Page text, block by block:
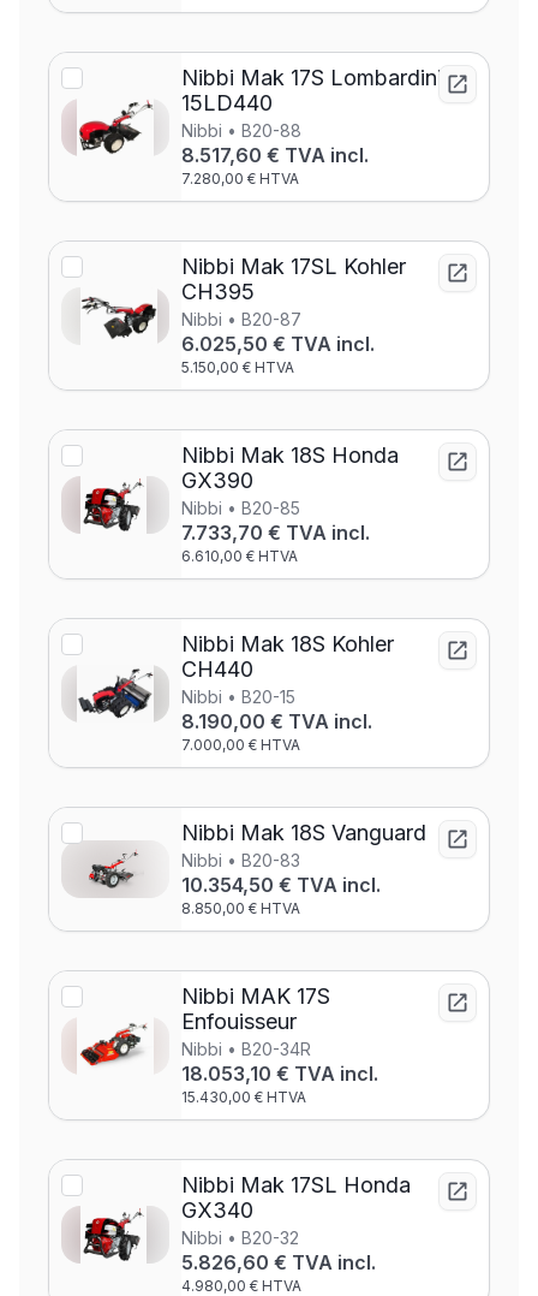
Nibbi Mak 17S Lombardini
15LD440
Nibbi • B20-88
8.517,60 € TVA incl.
7.280,00 € HTVA
Nibbi Mak 17SL Kohler
CH395
Nibbi • B20-87
6.025,50 € TVA incl.
5.150,00 € HTVA
Nibbi Mak 18S Honda
GX390
Nibbi • B20-85
7.733,70 € TVA incl.
6.610,00 € HTVA
Nibbi Mak 18S Kohler
CH440
Nibbi • B20-15
8.190,00 € TVA incl.
7.000,00 € HTVA
Nibbi Mak 18S Vanguard
Nibbi • B20-83
10.354,50 € TVA incl.
8.850,00 € HTVA
Nibbi MAK 17S
Enfouisseur
Nibbi • B20-34R
18.053,10 € TVA incl.
15.430,00 € HTVA
Nibbi Mak 17SL Honda
GX340
Nibbi • B20-32
5.826,60 € TVA incl.
4.980,00 € HTVA